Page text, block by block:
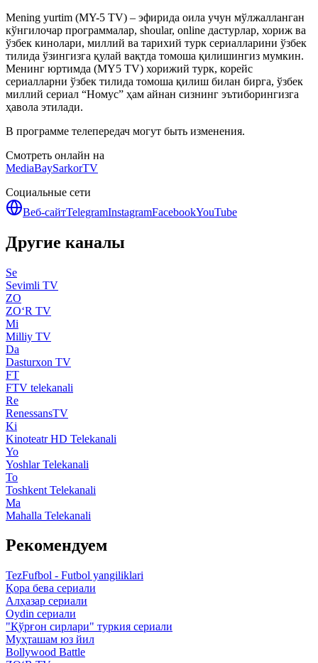
Mening yurtim (MY-5 TV) – эфирида оила учун мўлжалланган
кўнгилочар программалар, shoular, online дастурлар, хориж ва
ўзбек кинолари, миллий ва тарихий турк сериалларини ўзбек
тилида ўзингизга қулай вақтда томоша қилишингиз мумкин.
Менинг юртимда (MY5 TV) хорижий турк, корейс
сериалларни ўзбек тилида томоша қилиш билан бирга, ўзбек
миллий сериал “Номус” ҳам айнан сизнинг эътиборингизга
ҳавола этилади.
В программе телепередач могут быть изменения.
Смотреть онлайн на
MediaBaySarkorTV
Социальные сети
Веб-сайтTelegramInstagramFacebookYouTube
Другие каналы
Se
Sevimli TV
ZO
ZO‘R TV
Mi
Milliy TV
Da
Dasturxon TV
FT
FTV telekanali
Re
RenessansTV
Ki
Kinoteatr HD Telekanali
Yo
Yoshlar Telekanali
To
Toshkent Telekanali
Ma
Mahalla Telekanali
Рекомендуем
TezFufbol - Futbol yangiliklari
Қора бева сериали
Алҳазар сериали
Oydin сериали
"Қўрғон сирлари" туркия сериали
Муҳташам юз йил
Bollywood Battle